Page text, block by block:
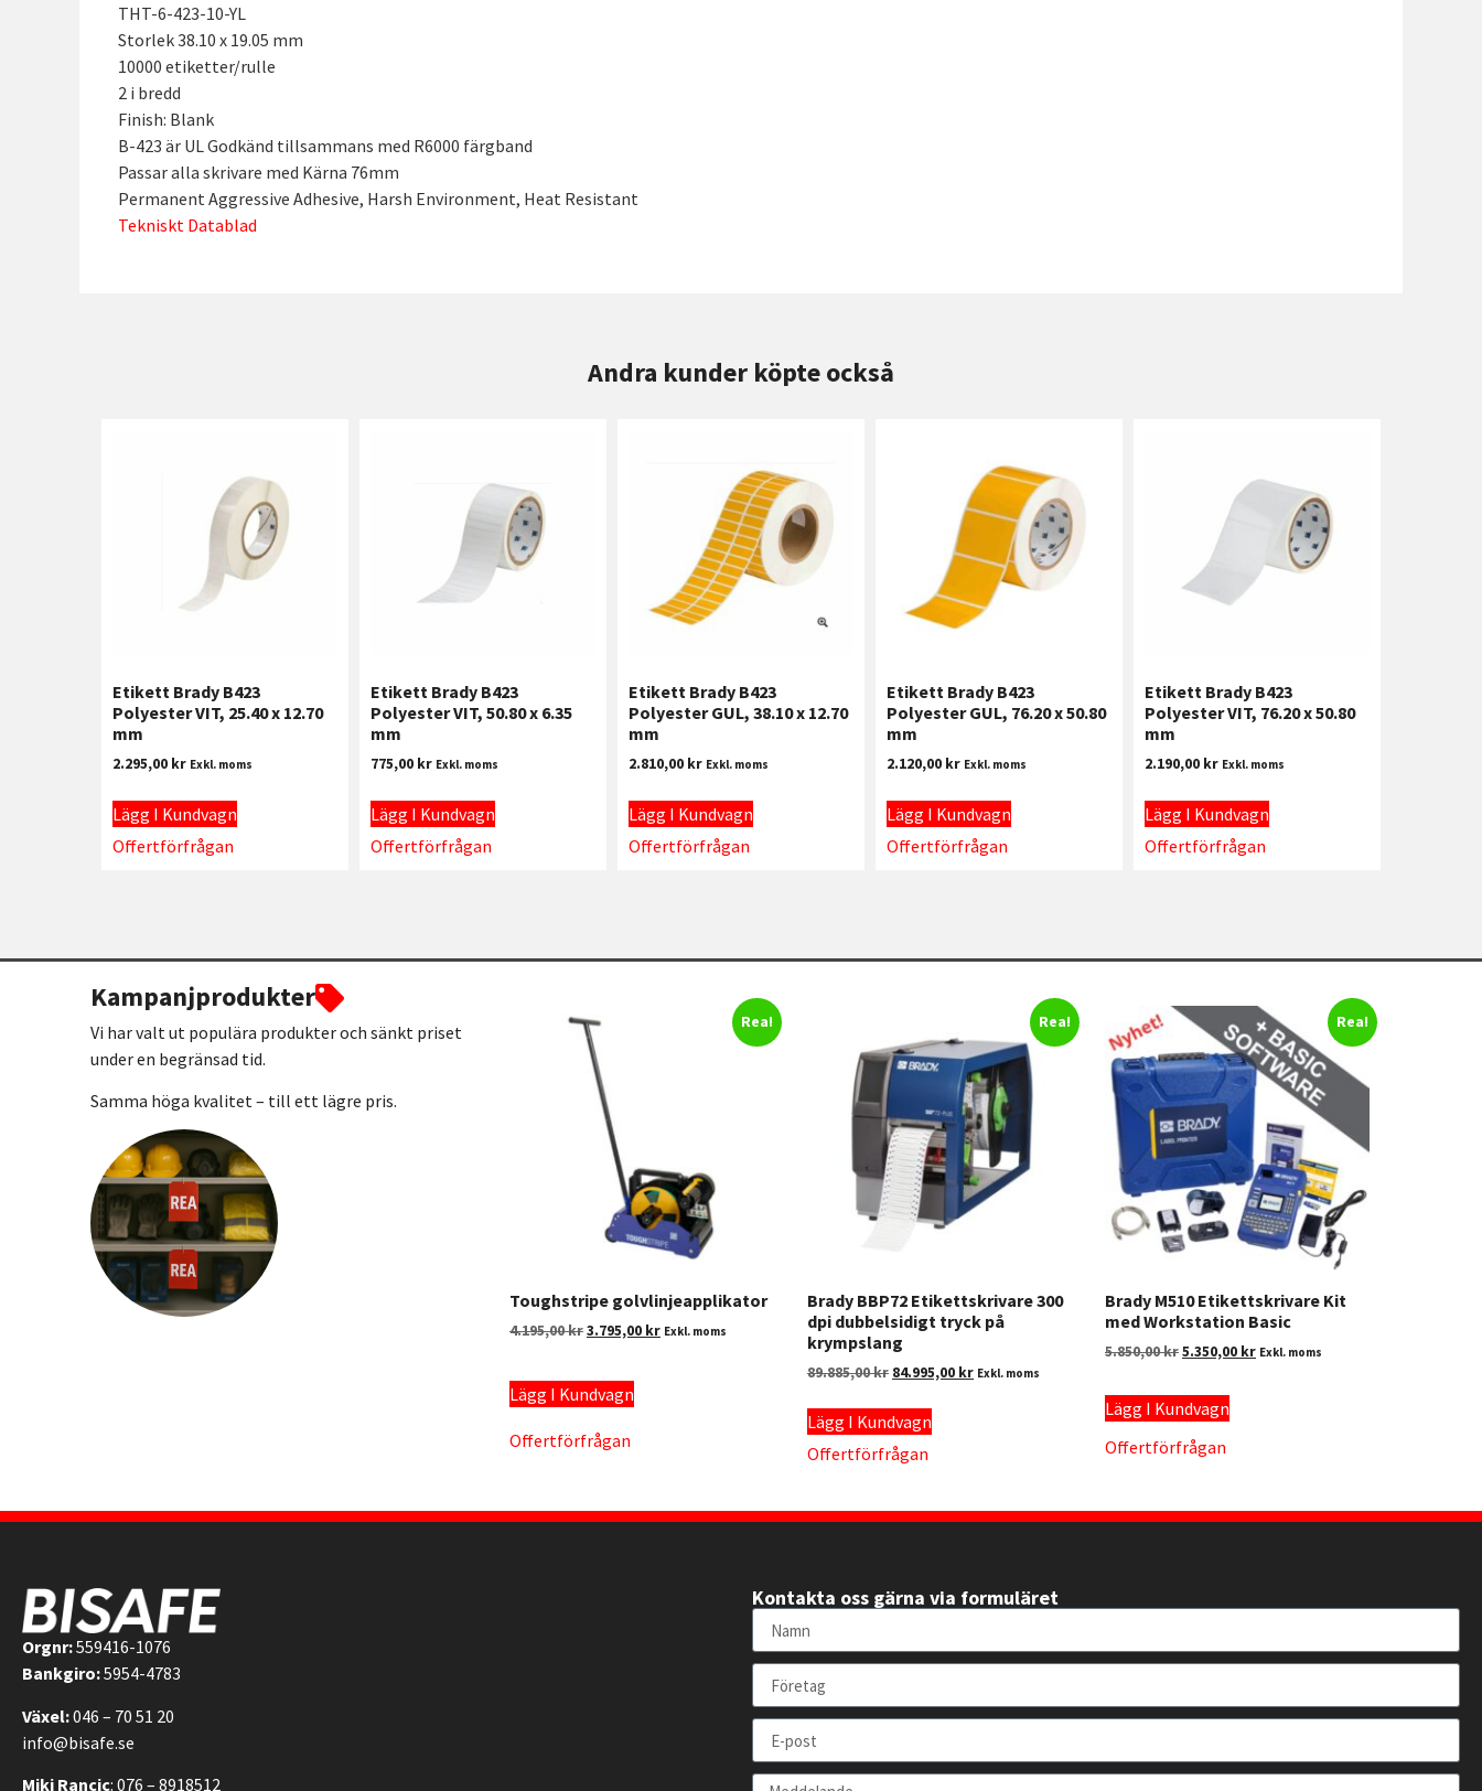
THT-6-423-10-YL
Storlek 38.10 x 19.05 mm
10000 etiketter/rulle
2 i bredd
Finish: Blank
B-423 är UL Godkänd tillsammans med R6000 färgband
Passar alla skrivare med Kärna 76mm
Permanent Aggressive Adhesive, Harsh Environment, Heat Resistant
Tekniskt Datablad
Andra kunder köpte också
Etikett Brady B423
Polyester VIT, 25.40 x 12.70
mm
2.295,00 kr Exkl. moms
Lägg I Kundvagn
Offertförfrågan
Etikett Brady B423
Polyester VIT, 50.80 x 6.35
mm
775,00 kr Exkl. moms
Lägg I Kundvagn
Offertförfrågan
Etikett Brady B423
Polyester GUL, 38.10 x 12.70
mm
2.810,00 kr Exkl. moms
Lägg I Kundvagn
Offertförfrågan
Etikett Brady B423
Polyester GUL, 76.20 x 50.80
mm
2.120,00 kr Exkl. moms
Lägg I Kundvagn
Offertförfrågan
Etikett Brady B423
Polyester VIT, 76.20 x 50.80
mm
2.190,00 kr Exkl. moms
Lägg I Kundvagn
Offertförfrågan
Kampanjprodukter
Vi har valt ut populära produkter och sänkt priset
under en begränsad tid.
Samma höga kvalitet – till ett lägre pris.
Rea!
Toughstripe golvlinjeapplikator
4.195,00kr3.795,00 kr Exkl. moms
Lägg I Kundvagn
Offertförfrågan
Rea!
Brady BBP72 Etikettskrivare 300
dpi dubbelsidigt tryck på
krympslang
89.885,00kr 84.995,00 kr Exkl. moms
Lägg I Kundvagn
Offertförfrågan
Rea!
Brady M510 Etikettskrivare Kit
med Workstation Basic
5.850,00kr5.350,00 kr Exkl. moms
Lägg I Kundvagn
Offertförfrågan
Orgnr:559416-1076
Bankgiro:5954-4783
Växel:046 – 70 51 20
info@bisafe.se
Miki Rancic: 076 – 8918512
Kontakta oss gärna via formuläret